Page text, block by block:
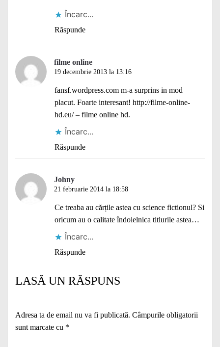
Încarc...
Răspunde
filme online
19 decembrie 2013 la 13:16
fansf.wordpress.com m-a surprins in mod
placut. Foarte interesant! http://filme-online-
hd.eu/– filme online hd.
Încarc...
Răspunde
Johny
21 februarie 2014 la 18:58
Ce treaba au cărțile astea cu science fictionul? Si
oricum au o calitate îndoielnica titlurile astea…
Încarc...
Răspunde
LASĂ UN RĂSPUNS
Adresa ta de email nu va fi publicată. Câmpurile obligatorii
sunt marcate cu *